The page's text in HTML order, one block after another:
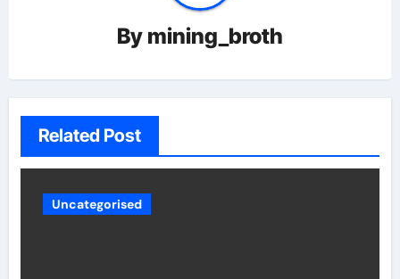
By mining_broth
Related Post
Uncategorised